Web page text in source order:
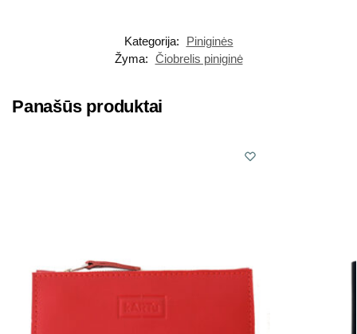
Kategorija:
Piniginės
Žyma: Čiobrelis piniginė
Panašūs produktai